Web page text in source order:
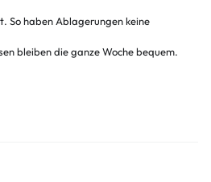
So haben Ablagerungen keine
bleiben die ganze Woche bequem.